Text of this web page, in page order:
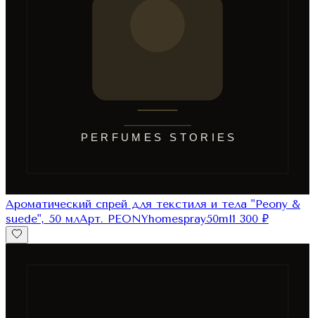
Ароматический спрей для текстиля и тела "Peony &
suede", 50 млАрт. PEONYhomespray50ml1 300 ₽